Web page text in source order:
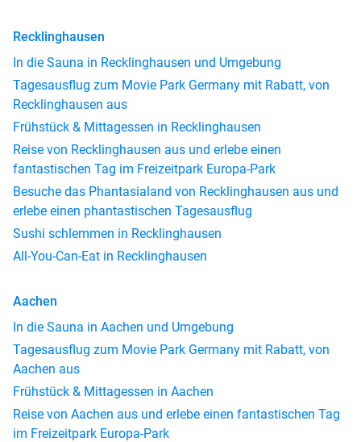
Recklinghausen
In die Sauna in Recklinghausen und Umgebung
Tagesausflug zum Movie Park Germany mit Rabatt, von
Recklinghausen aus
Frühstück & Mittagessen in Recklinghausen
Reise von Recklinghausen aus und erlebe einen
fantastischen Tag im Freizeitpark Europa-Park
Besuche das Phantasialand von Recklinghausen aus und
erlebe einen phantastischen Tagesausflug
Sushi schlemmen in Recklinghausen
All-You-Can-Eat in Recklinghausen
Aachen
In die Sauna in Aachen und Umgebung
Tagesausflug zum Movie Park Germany mit Rabatt, von
Aachen aus
Frühstück & Mittagessen in Aachen
Reise von Aachen aus und erlebe einen fantastischen Tag
im Freizeitpark Europa-Park